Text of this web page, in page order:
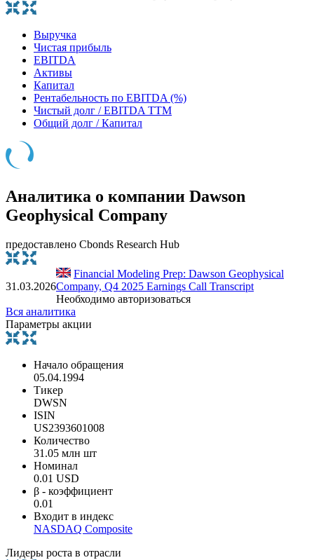
Выручка
Чистая прибыль
EBITDA
Активы
Капитал
Рентабельность по EBITDA (%)
Чистый долг / EBITDA TTM
Общий долг / Капитал
Аналитика о компании Dawson
Geophysical Company
предоставлено Cbonds Research Hub
31.03.2026
Financial Modeling Prep: Dawson Geophysical
Company, Q4 2025 Earnings Call Transcript
Необходимо авторизоваться
Вся аналитика
Параметры акции
Начало обращения
05.04.1994
Тикер
DWSN
ISIN
US2393601008
Количество
31.05 млн шт
Номинал
0.01 USD
β - коэффициент
0.01
Входит в индекс
NASDAQ Composite
Лидеры роста в отрасли